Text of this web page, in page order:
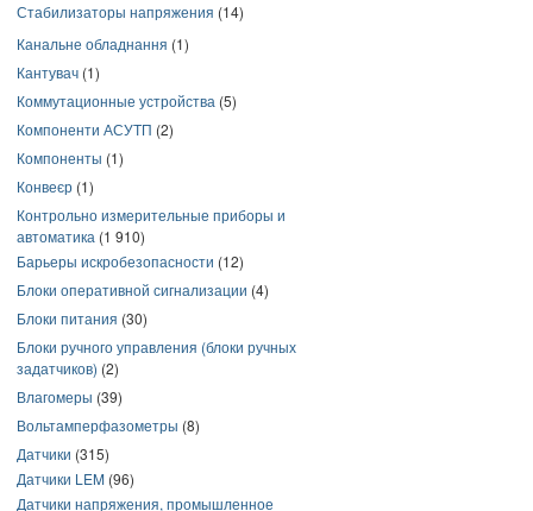
Стабилизаторы напряжения (14)
Канальне обладнання (1)
Кантувач (1)
Коммутационные устройства (5)
Компоненти АСУТП (2)
Компоненты (1)
Конвеєр (1)
Контрольно измерительные приборы и
автоматика (1 910)
Барьеры искробезопасности (12)
Блоки оперативной сигнализации (4)
Блоки питания (30)
Блоки ручного управления (блоки ручных
задатчиков) (2)
Влагомеры (39)
Вольтамперфазометры (8)
Датчики (315)
Датчики LEM (96)
Датчики напряжения, промышленное